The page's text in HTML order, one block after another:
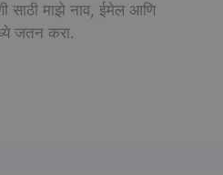
साठी माझे नाव, ईमेल आणि
जतन करा.